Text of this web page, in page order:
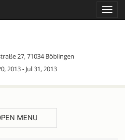
27, 71034 Böblingen
2013 - Jul 31, 2013
MENU